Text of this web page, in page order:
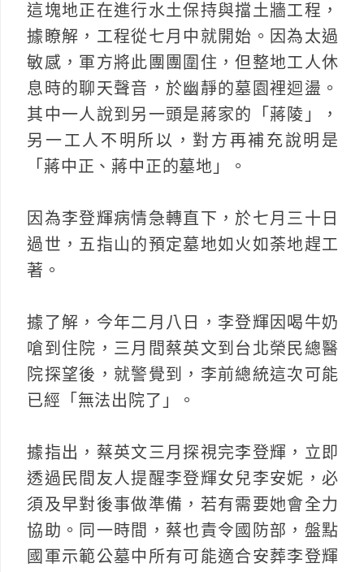
這塊地正在進行水土保持與擋土牆工程，
據瞭解，工程從七月中就開始。因為太過
敏感，軍方將此團團圍住，但整地工人休
息時的聊天聲音，於幽靜的墓園裡迴盪。
其中一人說到另一頭是蔣家的「蔣陵」，
另一工人不明所以，對方再補充說明是
「蔣中正、蔣中正的墓地」。
因為李登輝病情急轉直下，於七月三十日
過世，五指山的預定墓地如火如荼地趕工
著。
據了解，今年二月八日，李登輝因喝牛奶
嗆到住院，三月間蔡英文到台北榮民總醫
院探望後，就警覺到，李前總統這次可能
已經「無法出院了」。
據指出，蔡英文三月探視完李登輝，立即
透過民間友人提醒李登輝女兒李安妮，必
須及早對後事做準備，若有需要她會全力
協助。同一時間，蔡也責令國防部，盤點
國軍示範公墓中所有可能適合安葬李登輝